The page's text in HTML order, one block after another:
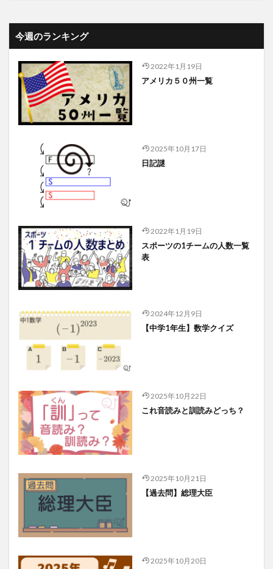
今週のランキング
2022年1月19日
アメリカ５０州一覧
2025年10月17日
日記謎
2022年1月19日
スポーツの1チームの人数一覧
表
2024年12月9日
【中学1年生】数学クイズ
2025年10月22日
これ音読みと訓読みどっち？
2025年10月21日
【過去問】総理大臣
2025年10月20日